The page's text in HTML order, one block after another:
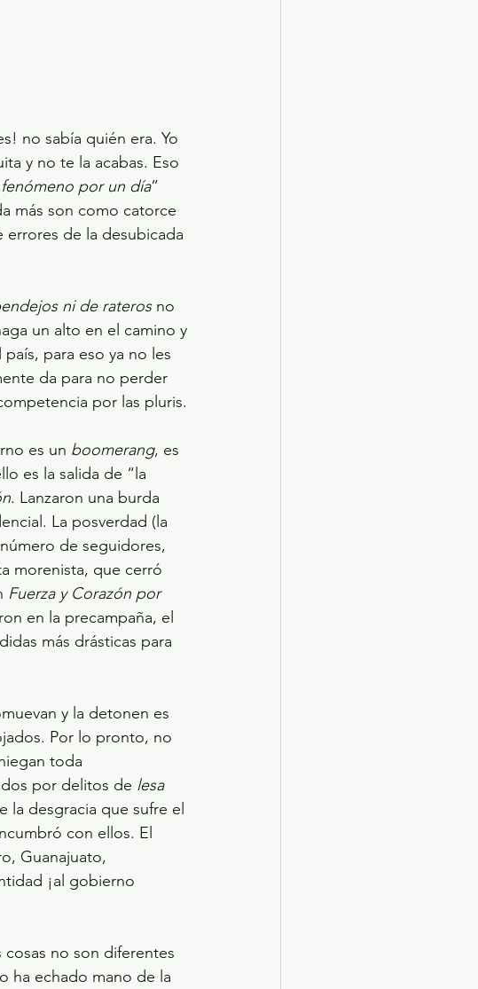
no sabía quién era. Yo
y no te la acabas. Eso
por un día”
más son como catorce
errores de la desubicada
ni de rateros no
un alto en el camino y
para eso ya no les
da para no perder
por las pluris.
es un boomerang, es
es la salida de “la
. Lanzaron una burda
La posverdad (la
de seguidores,
morenista, que cerró
Fuerza y Corazón por
en la precampaña, el
más drásticas para
y la detonen es
Por lo pronto, no
toda
por delitos de lesa
la desgracia que sufre el
con ellos. El
Guanajuato,
¡al gobierno
no son diferentes
ha echado mano de la